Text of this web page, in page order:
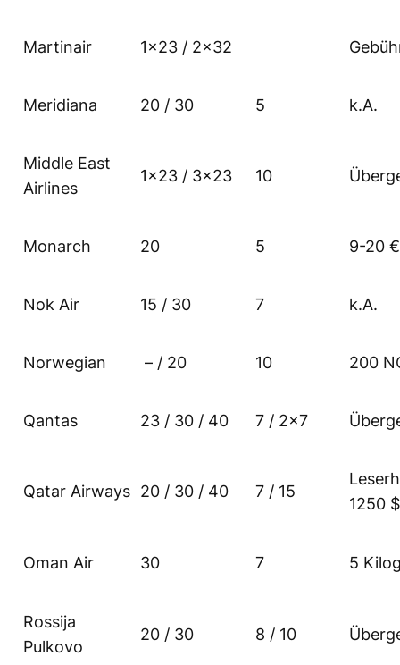
Martinair 1×23 / 2×32
Meridiana 20 / 30 5 k.A.
Middle East
Airlines
1×23 / 3×23 10
Monarch 20 5 9-20
Nok Air 15 / 30 7 k.A.
Norwegian – / 20 10 200
Qantas 23 / 30 / 40 7 / 2×7
Qatar Airways 20 / 30 / 40 7 / 15
1250 $
Oman Air 30 7 5
Rossija
Pulkovo
20 / 30 8 / 10